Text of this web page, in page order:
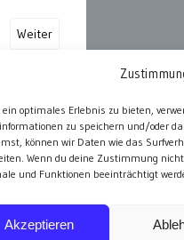
optimales Erlebnis zu bieten,
zu speichern und/oder
können wir Daten wie das
Wenn du deine Zustimmung
und Funktionen beeinträchtigt
Akzeptieren
Weiter